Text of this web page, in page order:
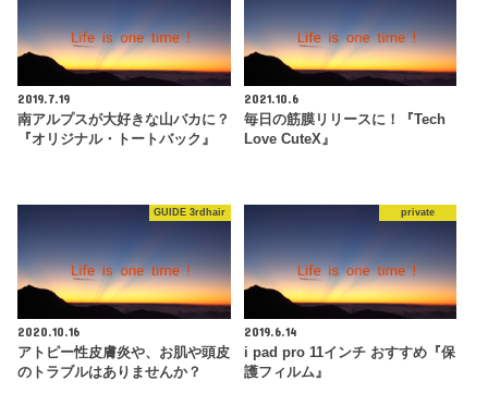
2019.7.19
南アルプスが大好きな山バカに？
『オリジナル・トートバック』
2021.10.6
毎日の筋膜リリースに！『Tech
Love CuteX』
GUIDE 3rdhair
2020.10.16
アトピー性皮膚炎や、お肌や頭皮
のトラブルはありませんか？
private
2019.6.14
i pad pro 11インチ おすすめ『保
護フィルム』